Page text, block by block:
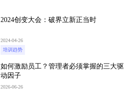
2024创变大会：破界立新正当时
2024-04-26
培训趋势
如何激励员工？管理者必须掌握的三大驱
动因子
2026-06-26